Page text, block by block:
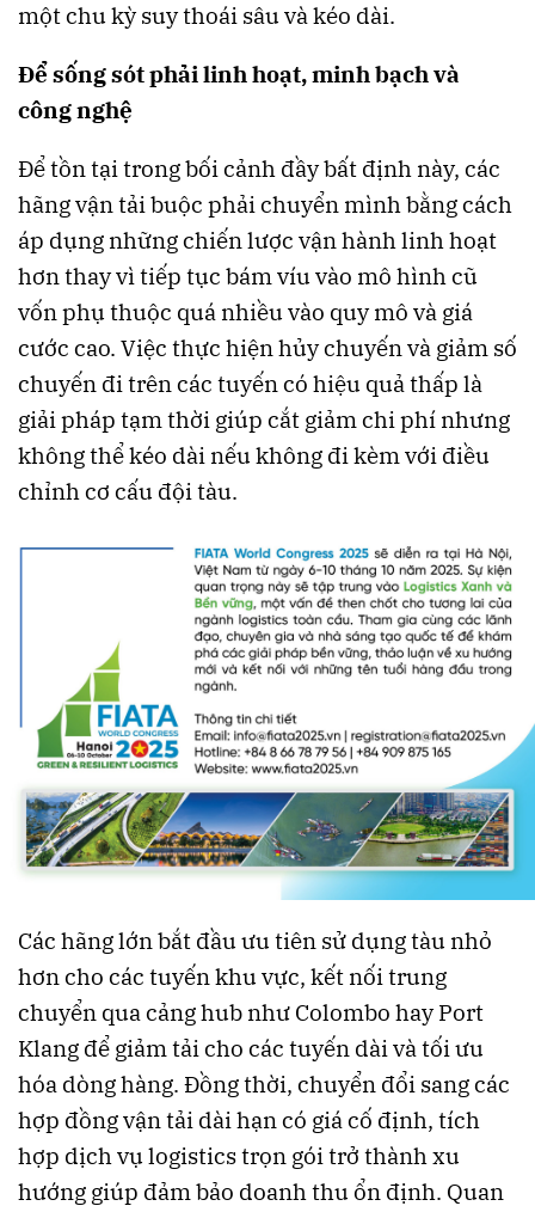
một chu kỳ suy thoái sâu và kéo dài.
Để sống sót phải linh hoạt, minh bạch và
công nghệ
Để tồn tại trong bối cảnh đầy bất định này, các
hãng vận tải buộc phải chuyển mình bằng cách
áp dụng những chiến lược vận hành linh hoạt
hơn thay vì tiếp tục bám víu vào mô hình cũ
vốn phụ thuộc quá nhiều vào quy mô và giá
cước cao. Việc thực hiện hủy chuyến và giảm số
chuyến đi trên các tuyến có hiệu quả thấp là
giải pháp tạm thời giúp cắt giảm chi phí nhưng
không thể kéo dài nếu không đi kèm với điều
chỉnh cơ cấu đội tàu.
Các hãng lớn bắt đầu ưu tiên sử dụng tàu nhỏ
hơn cho các tuyến khu vực, kết nối trung
chuyển qua cảng hub như Colombo hay Port
Klang để giảm tải cho các tuyến dài và tối ưu
hóa dòng hàng. Đồng thời, chuyển đổi sang các
hợp đồng vận tải dài hạn có giá cố định, tích
hợp dịch vụ logistics trọn gói trở thành xu
hướng giúp đảm bảo doanh thu ổn định. Quan